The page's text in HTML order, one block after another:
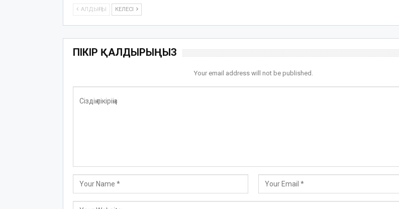
АЛДЫҢҒЫ КЕЛЕСІ
ПІКІР ҚАЛДЫРЫҢЫЗ
Your email address will not be published.